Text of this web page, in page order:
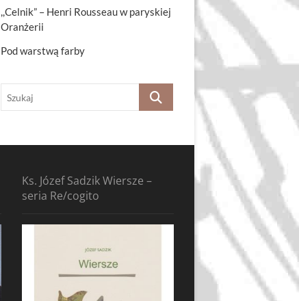
,,Celnik” – Henri Rousseau w paryskiej
Oranżerii
Pod warstwą farby
Szukaj
Ks. Józef Sadzik Wiersze –
seria Re/cogito